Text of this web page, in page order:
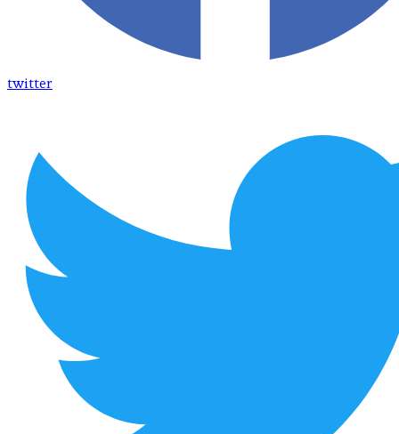
twitter